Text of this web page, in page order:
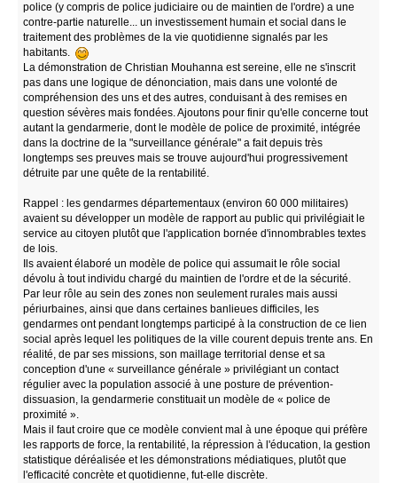
police (y compris de police judiciaire ou de maintien de l'ordre) a une
contre-partie naturelle... un investissement humain et social dans le
traitement des problèmes de la vie quotidienne signalés par les
habitants.
La démonstration de Christian Mouhanna est sereine, elle ne s'inscrit
pas dans une logique de dénonciation, mais dans une volonté de
compréhension des uns et des autres, conduisant à des remises en
question sévères mais fondées. Ajoutons pour finir qu'elle concerne tout
autant la gendarmerie, dont le modèle de police de proximité, intégrée
dans la doctrine de la "surveillance générale" a fait depuis très
longtemps ses preuves mais se trouve aujourd'hui progressivement
détruite par une quête de la rentabilité.
Rappel : les gendarmes départementaux (environ 60 000 militaires)
avaient su développer un modèle de rapport au public qui privilégiait le
service au citoyen plutôt que l'application bornée d'innombrables textes
de lois.
Ils avaient élaboré un modèle de police qui assumait le rôle social
dévolu à tout individu chargé du maintien de l'ordre et de la sécurité.
Par leur rôle au sein des zones non seulement rurales mais aussi
périurbaines, ainsi que dans certaines banlieues difficiles, les
gendarmes ont pendant longtemps participé à la construction de ce lien
social après lequel les politiques de la ville courent depuis trente ans. En
réalité, de par ses missions, son maillage territorial dense et sa
conception d'une « surveillance générale » privilégiant un contact
régulier avec la population associé à une posture de prévention-
dissuasion, la gendarmerie constituait un modèle de « police de
proximité ».
Mais il faut croire que ce modèle convient mal à une époque qui préfère
les rapports de force, la rentabilité, la répression à l'éducation, la gestion
statistique déréalisée et les démonstrations médiatiques, plutôt que
l'efficacité concrète et quotidienne, fut-elle discrète.